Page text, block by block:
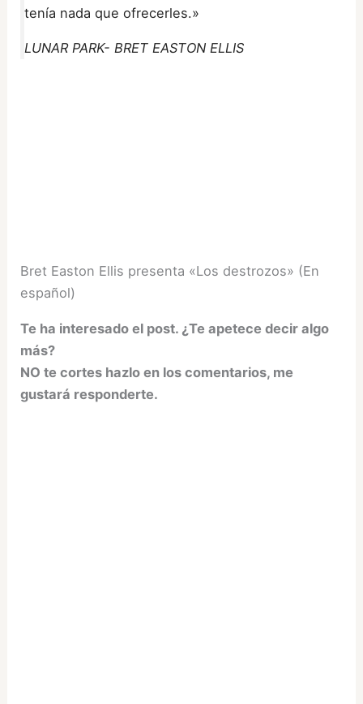
tenía nada que ofrecerles.»
LUNAR PARK- BRET EASTON ELLIS
Bret Easton Ellis presenta «Los destrozos» (En
español)
Te ha interesado el post. ¿Te apetece decir algo
más?
NO te cortes hazlo en los comentarios, me
gustará responderte.